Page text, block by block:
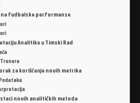
fudbalske performanse
Analitike u Timski Rad
za korišćenje novih metrika
novih analitičkih metoda